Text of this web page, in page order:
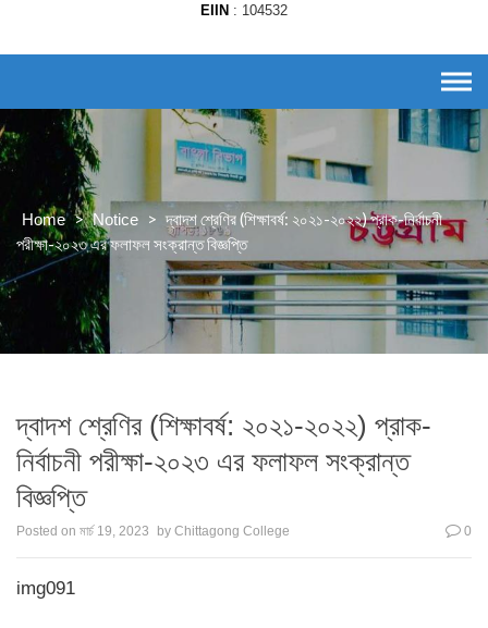
EIIN 104532
Home > Notice > দ্বাদশ শ্রেণির (শিক্ষাবর্ষ: ২০২১-২০২২) প্রাক-নির্বাচনী
পরীক্ষা-২০২৩ এর ফলাফল সংক্রান্ত বিজ্ঞপ্তি
দ্বাদশ শ্রেণির (শিক্ষাবর্ষ: ২০২১-২০২২) প্রাক-
নির্বাচনী পরীক্ষা-২০২৩ এর ফলাফল সংক্রান্ত
বিজ্ঞপ্তি
Posted on মার্চ 19, 2023 by Chittagong College 0
img091